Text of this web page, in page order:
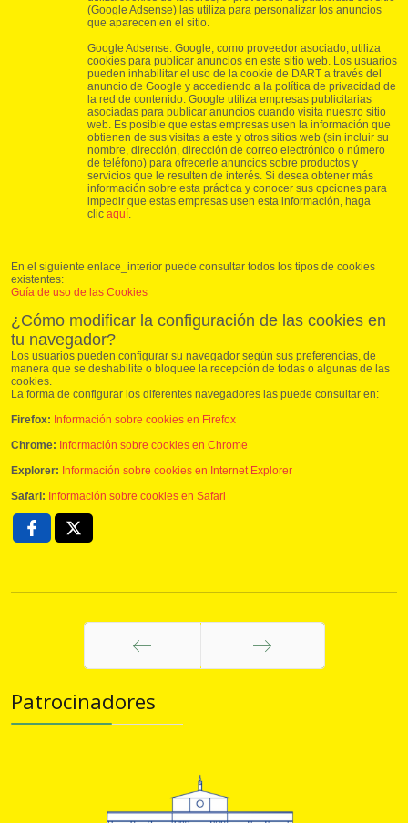
(Google Adsense) las utiliza para personalizar los anuncios
que aparecen en el sitio.
Google Adsense: Google, como proveedor asociado, utiliza
cookies para publicar anuncios en este sitio web. Los usuarios
pueden inhabilitar el uso de la cookie de DART a través del
anuncio de Google y accediendo a la política de privacidad de
la red de contenido. Google utiliza empresas publicitarias
asociadas para publicar anuncios cuando visita nuestro sitio
web. Es posible que estas empresas usen la información que
obtienen de sus visitas a este y otros sitios web (sin incluir su
nombre, dirección, dirección de correo electrónico o número
de teléfono) para ofrecerle anuncios sobre productos y
servicios que le resulten de interés. Si desea obtener más
información sobre esta práctica y conocer sus opciones para
impedir que estas empresas usen esta información, haga
clic aquí
En el siguiente enlace_interior puede consultar todos los tipos de cookies
existentes:
Guía de uso de las Cookies
¿Cómo modificar la configuración de las cookies en
tu navegador?
Los usuarios pueden configurar su navegador según sus preferencias, de
manera que se deshabilite o bloquee la recepción de todas o algunas de las
cookies.
La forma de configurar los diferentes navegadores las puede consultar en:
Firefox: Información sobre cookies en Firefox
Chrome: Información sobre cookies en Chrome
Explorer: Información sobre cookies en Internet Explorer
Safari: Información sobre cookies en Safari
Patrocinadores